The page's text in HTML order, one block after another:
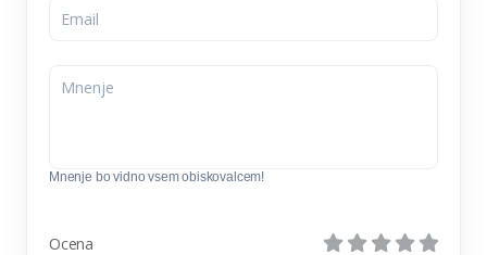
Mnenje bo vidno vsem obiskovalcem!
Ocena